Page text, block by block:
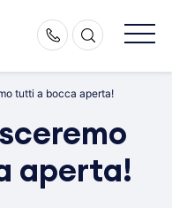
tutti a bocca aperta!
aperta!